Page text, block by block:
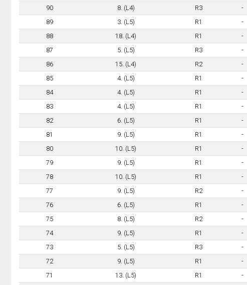
90
8. (L4) R3 -
89
3. (L5) R1 -
88
18. (L4) R1 -
87
5. (L5) R3 -
86
15. (L4) R2 -
85
4. (L5) R1 -
84
4. (L5) R1 -
83
4. (L5) R1 -
82
6. (L5) R1 -
81
9. (L5) R1 -
80
10. (L5) R1 -
79
9. (L5) R1 -
78
10. (L5) R1 -
77
9. (L5) R2 -
76
6. (L5) R1 -
75
8. (L5) R2 -
74
9. (L5) R1 -
73
5. (L5) R3 -
72
9. (L5) R1 -
71
13. (L5) R1 -